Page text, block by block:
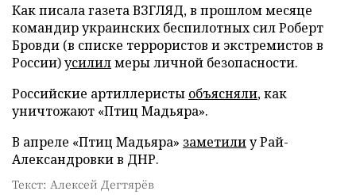
Как писала газета ВЗГЛЯД, в прошлом месяце
командир украинских беспилотных сил Роберт
Бровди (в списке террористов и экстремистов в
России)усилилмеры личной безопасности.
Российские артиллеристы объясняли, как
уничтожают «Птиц Мадьяра».
В апреле «Птиц Мадьяра» заметилиу Рай-
Александровки в ДНР.
Текст: Алексей Дегтярёв